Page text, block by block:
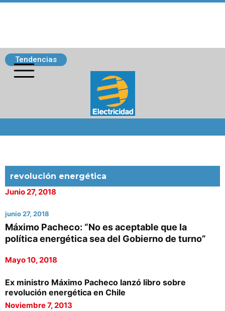
Tendencias
revolución energética
Junio 27, 2018
junio 27, 2018
Máximo Pacheco: “No es aceptable que la
política energética sea del Gobierno de turno”
Mayo 10, 2018
Ex ministro Máximo Pacheco lanzó libro sobre
revolución energética en Chile
Noviembre 7, 2013